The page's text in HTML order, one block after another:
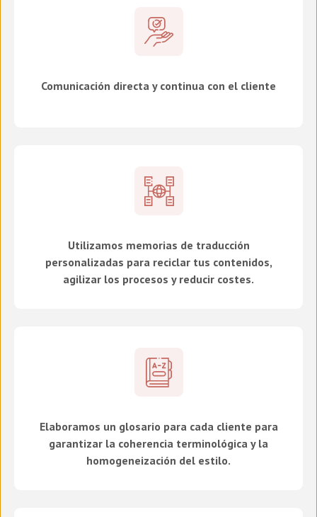
Comunicación directa y continua con el cliente
Utilizamos memorias de traducción
personalizadas para reciclar tus contenidos,
agilizar los procesos y reducir costes.
Elaboramos un glosario para cada cliente para
garantizar la coherencia terminológica y la
homogeneización del estilo.